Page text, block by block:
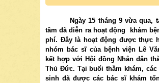
Ngày 15 tháng 9 vừa qua,
tâm đã diễn ra hoạt động khám
phí. Đây là hoạt động được thực
nhóm bác sĩ của bệnh viện Lê
kết hợp với Hội đồng Nhân dân
Thủ Đức. Tại buổi thăm khám, các
sinh đã được các bác sĩ khám